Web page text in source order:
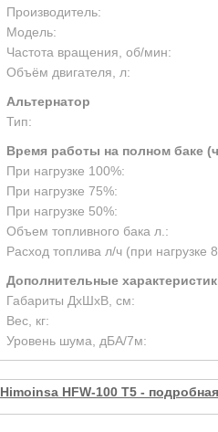
Производитель:
Модель:
Частота вращения, об/мин:
Объём двигателя, л:
Альтернатор
Тип:
Время работы на полном баке
При нагрузке 100%:
При нагрузке 75%:
При нагрузке 50%:
Объем топливного бака л.:
Расход топлива л/ч (при нагрузке
Дополнительные
Габариты ДхШхВ, см:
Вес, кг:
Уровень шума, дБА/7м:
Himoinsa HFW-100 T5 -